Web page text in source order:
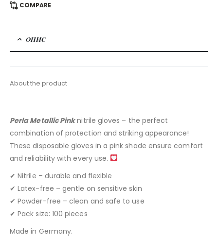
COMPARE
ОПИС
About the product
Perla Metallic Pinknitrile gloves – the perfect
combination of protection and striking appearance!
These disposable gloves in a pink shade ensure comfort
and reliability with every use.
✔ Nitrile – durable and flexible
✔ Latex-free – gentle on sensitive skin
✔ Powder-free – clean and safe to use
✔ Pack size: 100 pieces
Made in Germany.